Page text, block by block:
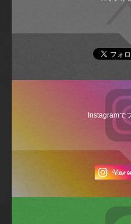
Instagramで